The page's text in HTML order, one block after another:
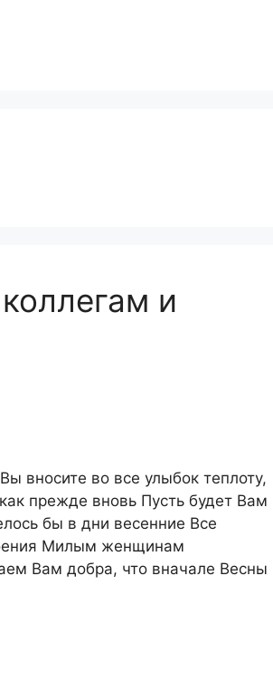
и
вносите во все улыбок теплоту,
прежде вновь Пусть будет Вам
бы в дни весенние Все
Милым женщинам
Вам добра, что вначале Весны